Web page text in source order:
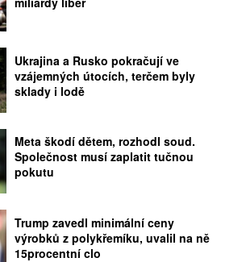
Ukrajina a Rusko pokračují ve
vzájemných útocích, terčem byly
sklady i lodě
Meta škodí dětem, rozhodl soud.
Společnost musí zaplatit tučnou
pokutu
Trump zavedl minimální ceny
výrobků z polykřemíku, uvalil na ně
15procentní clo